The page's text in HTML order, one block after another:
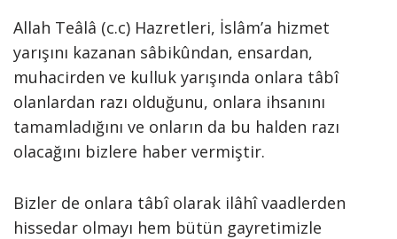
Allah Teâlâ (c.c) Hazretleri, İslâm’a hizmet
yarışını kazanan sâbikûndan, ensardan,
muhacirden ve kulluk yarışında onlara tâbî
olanlardan razı olduğunu, onlara ihsanını
tamamladığını ve onların da bu halden razı
olacağını bizlere haber vermiştir.
Bizler de onlara tâbî olarak ilâhî vaadlerden
hissedar olmayı hem bütün gayretimizle